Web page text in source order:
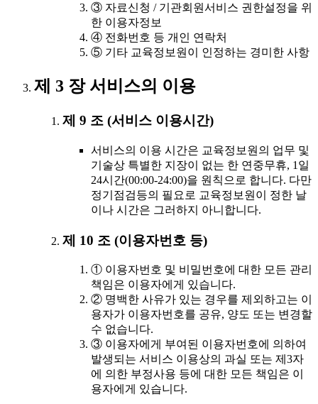
③ 자료신청 / 기관회원서비스 권한설정을 위
한 이용자정보
④ 전화번호 등 개인 연락처
⑤ 기타 교육정보원이 인정하는 경미한 사항
제 3 장 서비스의 이용
제 9 조 (서비스 이용시간)
서비스의 이용 시간은 교육정보원의 업무 및
기술상 특별한 지장이 없는 한 연중무휴, 1일
24시간(00:00-24:00)을 원칙으로 합니다. 다만
정기점검등의 필요로 교육정보원이 정한 날
이나 시간은 그러하지 아니합니다.
제 10 조 (이용자번호 등)
① 이용자번호 및 비밀번호에 대한 모든 관리
책임은 이용자에게 있습니다.
② 명백한 사유가 있는 경우를 제외하고는 이
용자가 이용자번호를 공유, 양도 또는 변경할
수 없습니다.
③ 이용자에게 부여된 이용자번호에 의하여
발생되는 서비스 이용상의 과실 또는 제3자
에 의한 부정사용 등에 대한 모든 책임은 이
용자에게 있습니다.